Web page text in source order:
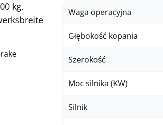
kg,
Waga operacyjna
Głębokość kopania
Szerokość
Moc silnika (KW)
Silnik